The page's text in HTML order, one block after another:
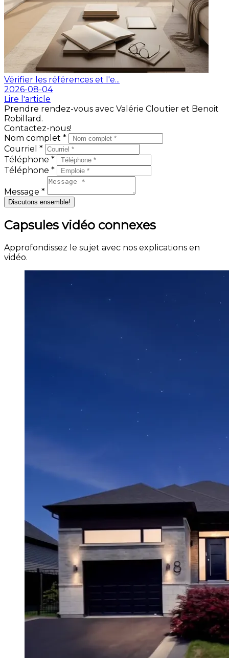
Vérifier les références et l'e...
2026-08-04
Lire l'article
Prendre rendez-vous avec Valérie Cloutier et Benoit
Robillard.
Contactez-nous!
Nom complet *
Courriel *
Téléphone *
Téléphone *
Message *
Discutons ensemble!
Capsules vidéo connexes
Approfondissez le sujet avec nos explications en
vidéo.